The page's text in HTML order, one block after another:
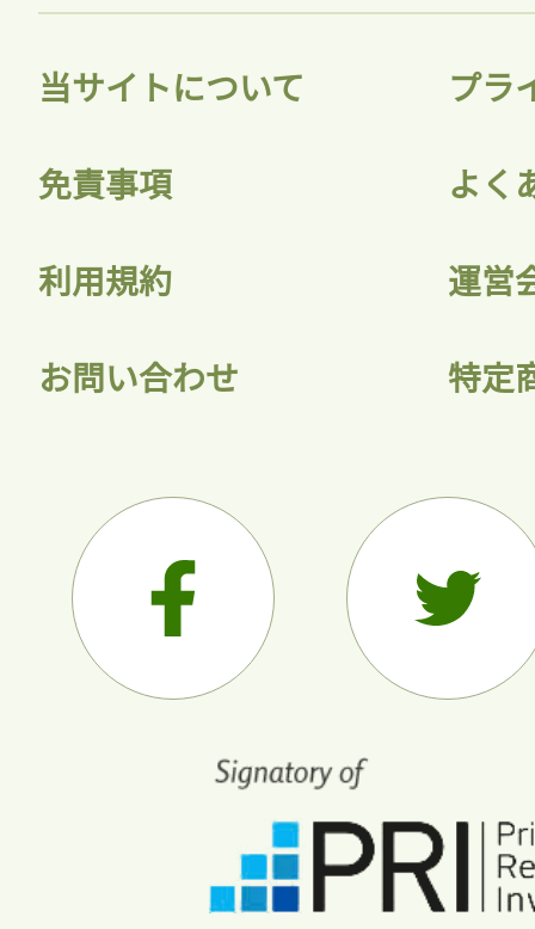
当サイトについて プラ
免責事項 よく
利用規約 運営
お問い合わせ 特定